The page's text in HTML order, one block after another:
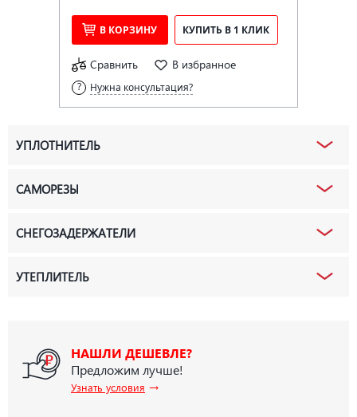
В КОРЗИНУ КУПИТЬ В 1 КЛИК
Сравнить В избранное
Нужна консультация?
УПЛОТНИТЕЛЬ
САМОРЕЗЫ
СНЕГОЗАДЕРЖАТЕЛИ
УТЕПЛИТЕЛЬ
НАШЛИ ДЕШЕВЛЕ?
Предложим лучше!
Узнать условия →